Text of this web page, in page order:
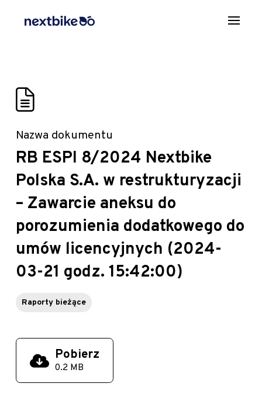
Nazwa dokumentu
RB ESPI 8/2024 Nextbike
Polska S.A. w restrukturyzacji
– Zawarcie aneksu do
porozumienia dodatkowego do
umów licencyjnych (2024-
03-21 godz. 15:42:00)
Raporty bieżące
Pobierz
0.2 MB